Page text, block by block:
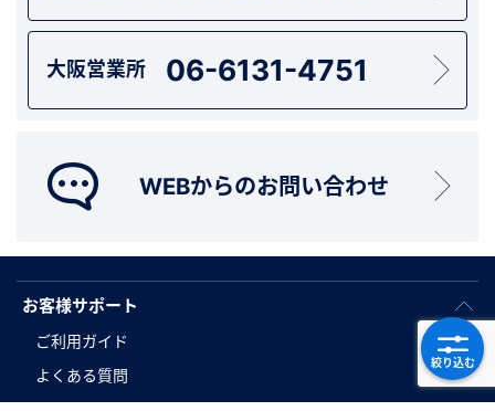
絞り込む
大阪営業所 06-6131-4751
WEBからのお問い合わせ
お客様サポート
ご利用ガイド
よくある質問